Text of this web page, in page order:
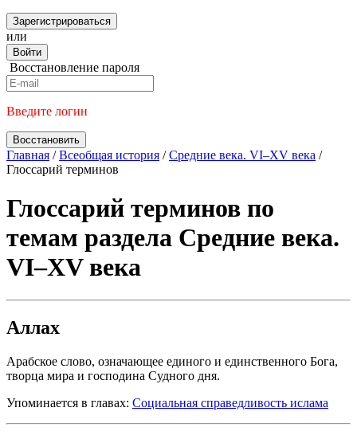
Зарегистрироваться
или
Войти
Восстановление пароля
Введите логин
Восстановить
Главная / Всеобщая история / Средние века. VI–XV века /
Глоссарий терминов
Глоссарий терминов по
темам раздела Средние века.
VI–XV века
Аллах
Арабское слово, означающее единого и единственного Бога,
творца мира и господина Судного дня.
Упоминается в главах: Социальная справедливость ислама